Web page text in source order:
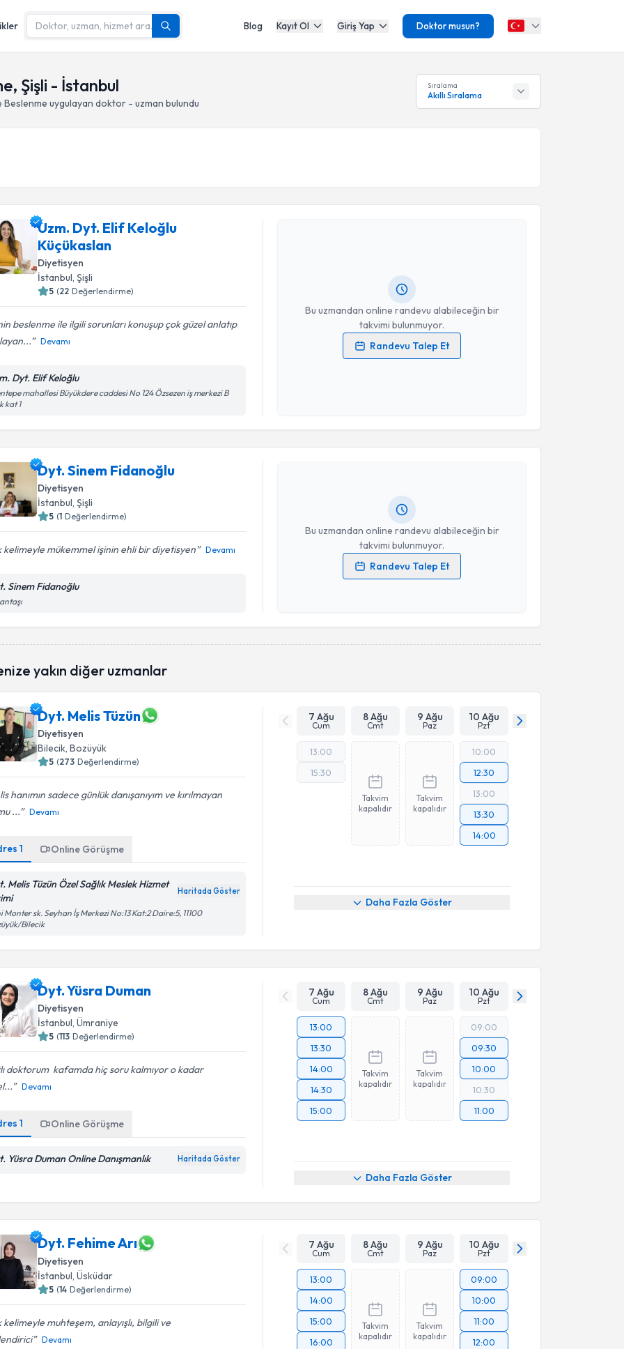
Blog Kayıt Ol Giriş Yap Doktor musun?
Şişli - İstanbul
Beslenme uygulayan doktor - uzman bulundu
Sıralama
Akıllı Sıralama
Uzm. Dyt. Elif Keloğlu
Küçükaslan
Diyetisyen
İstanbul, Şişli
5 (22 Değerlendirme)
beslenme ile ilgili sorunları konuşup çok güzel anlatıp
Devamı
Dyt. Elif Keloğlu
mahallesi Büyükdere caddesi No 124 Özsezen iş merkezi B
kat 1
Bu uzmandan online randevu alabileceğin bir
takvimi bulunmuyor.
Randevu Talep Et
Randevu Takvimi Talebi
Kişisel verilerimin işlenmesine ilişkinAydınlatma Metni
Takvim Talebini Gönder
Dyt. Sinem Fidanoğlu
Diyetisyen
İstanbul, Şişli
5 (1 Değerlendirme)
kelimeyle mükemmel işinin ehli bir diyetisyen Devamı
Sinem Fidanoğlu
Bu uzmandan online randevu alabileceğin bir
takvimi bulunmuyor.
Randevu Talep Et
Kişisel verilerimin işlenmesine ilişkinAydınlatma Metni
yakın diğer uzmanlar
Dyt. Melis Tüzün
Diyetisyen
Bilecik, Bozüyük
5 (273 Değerlendirme)
hanımın sadece günlük danışanıyım ve kırılmayan
...
Devamı
1 Online Görüşme
Melis Tüzün Özel Sağlık Meslek Hizmet
Haritada Göster
Monter sk. Seyhan İş Merkezi No:13 Kat:2 Daire:5, 11100
Bilecik
7 Ağu
Cum
8 Ağu
Cmt
9 Ağu
Paz
10 Ağu
Pzt
13:00
15:30
Takvim
kapalıdır
Takvim
kapalıdır
10:00
12:30
13:00
13:30
14:00
Daha Fazla Göster
Dyt. Yüsra Duman
Diyetisyen
İstanbul, Ümraniye
5 (113 Değerlendirme)
doktorum ️ kafamda hiç soru kalmıyor o kadar
Devamı
1 Online Görüşme
Yüsra Duman Online Danışmanlık Haritada Göster
7 Ağu
Cum
8 Ağu
Cmt
9 Ağu
Paz
10 Ağu
Pzt
13:00
13:30
14:00
14:30
15:00
Takvim
kapalıdır
Takvim
kapalıdır
09:00
09:30
10:00
10:30
11:00
Daha Fazla Göster
Dyt. Fehime Arı
Diyetisyen
İstanbul , Üsküdar
5 (14 Değerlendirme)
kelimeyle muhteşem, anlayışlı, bilgili ve
Devamı
7 Ağu
Cum
8 Ağu
Cmt
9 Ağu
Paz
10 Ağu
Pzt
13:00
14:00
15:00
16:00
Takvim
kapalıdır
Takvim
kapalıdır
09:00
10:00
11:00
12:00